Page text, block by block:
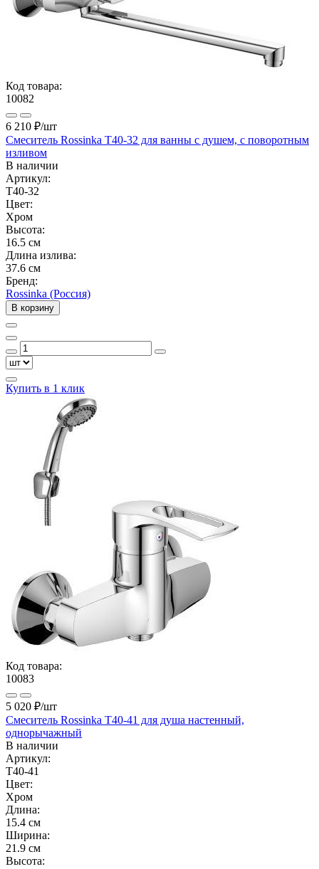
Код товара:
10082
6 210 ₽/шт
Смеситель Rossinka T40-32 для ванны с душем, с поворотным
изливом
В наличии
Артикул:
T40-32
Цвет:
Хром
Высота:
16.5 см
Длина излива:
37.6 см
Бренд:
Rossinka (Россия)
В корзину
Купить в 1 клик
Код товара:
10083
5 020 ₽/шт
Смеситель Rossinka T40-41 для душа настенный,
однорычажный
В наличии
Артикул:
T40-41
Цвет:
Хром
Длина:
15.4 см
Ширина:
21.9 см
Высота: